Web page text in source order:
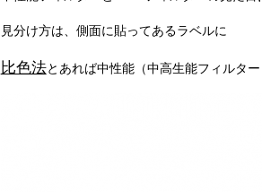
見分け方は、側面に貼ってあるラベルに
比色法とあれば中性能（中高生能フィルター